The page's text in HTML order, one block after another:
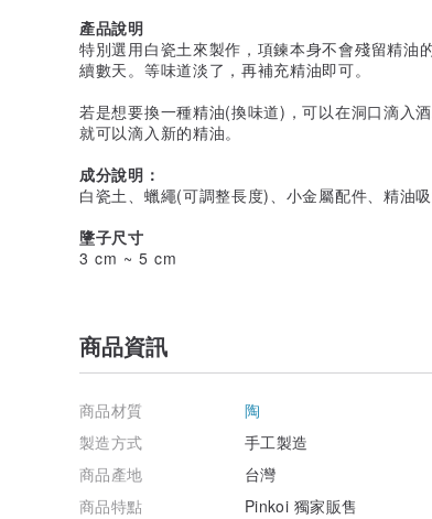
產品說明
特別選用白瓷土來製作，項鍊本身不會殘留精油
續數天。等味道淡了，再補充精油即可。
若是想要換一種精油(換味道)，可以在洞口滴入
就可以滴入新的精油。
成分說明：
白瓷土、蠟繩(可調整長度)、小金屬配件、精油
墬子尺寸
3 cm ~ 5 cm
商品資訊
商品材質
陶
製造方式
手工製造
商品產地
台灣
商品特點
Pinkoi 獨家販售